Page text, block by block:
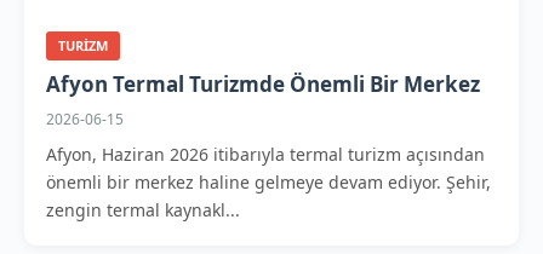
TURIZM
Afyon Termal Turizmde Önemli Bir Merkez
2026-06-15
Afyon, Haziran 2026 itibarıyla termal turizm açısından
önemli bir merkez haline gelmeye devam ediyor. Şehir,
zengin termal kaynakl...